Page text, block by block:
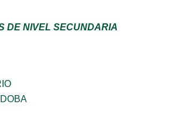
DE NIVEL SECUNDARIA